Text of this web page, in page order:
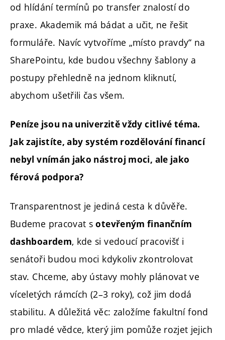
od hlídání termínů po transfer znalostí do
praxe. Akademik má bádat a učit, ne řešit
formuláře. Navíc vytvoříme „místo pravdy“ na
SharePointu, kde budou všechny šablony a
postupy přehledně na jednom kliknutí,
abychom ušetřili čas všem.
Peníze jsou na univerzitě vždy citlivé téma.
Jak zajistíte, aby systém rozdělování financí
nebyl vnímán jako nástroj moci, ale jako
férová podpora?
Transparentnost je jediná cesta k důvěře.
Budeme pracovat sotevřeným finančním
dashboardem, kde si vedoucí pracovišť i
senátoři budou moci kdykoliv zkontrolovat
stav. Chceme, aby ústavy mohly plánovat ve
víceletých rámcích (2–3 roky), což jim dodá
stabilitu. A důležitá věc: založíme fakultní fond
pro mladé vědce, který jim pomůže rozjet jejich